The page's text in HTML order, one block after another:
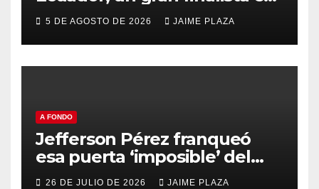
el Mundial Sub 20 de Oregon
5 DE AGOSTO DE 2026 JAIME PLAZA
A FONDO
Jefferson Pérez franqueó
esa puerta ‘imposible’ del
Olimpo hace 30 años
26 DE JULIO DE 2026 JAIME PLAZA